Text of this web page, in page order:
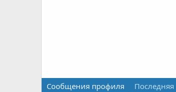
Сообщения профиля Последняя